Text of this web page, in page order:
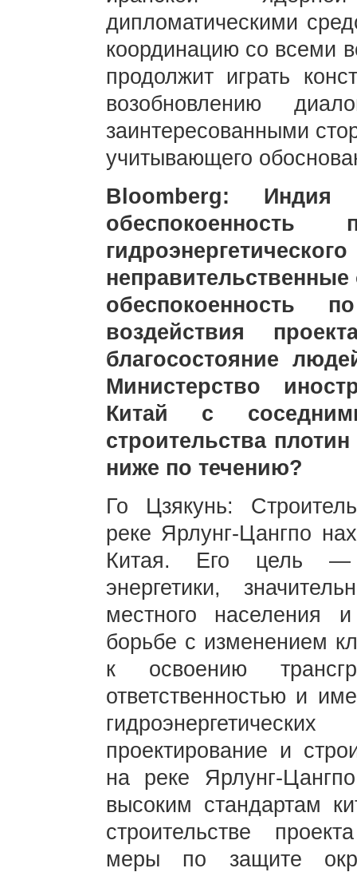
дипломатическими
координацию со всеми
продолжит играть
возобновлению
заинтересованными
учитывающего
Bloomberg:
обеспокоенность
воздействия
благосостояние
Министерство
Китай с
строительства
ниже по течению?
Го Цзякунь:
реке Ярлунг-Цангпо
Китая. Его цель —
энергетики,
местного населения
борьбе с изменением
к освоению
ответственностью и
проектирование и
на реке Ярлунг-
высоким стандартам
строительстве
меры по защите